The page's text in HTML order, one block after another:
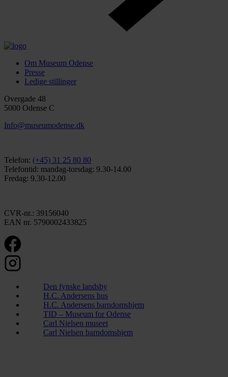
Om Museum Odense
Presse
Ledige stillinger
Overgade 48
5000 Odense C
Info@museumodense.dk
Telefon: (+45) 31 25 80 80
Telefontid: mandag-torsdag: 9.30-14.00
Fredag: 9.30-12.00
CVR-nr.: 39156040
EAN nr. 5790002433825
Den fynske landsby
H.C. Andersens hus
H.C. Andersens barndomshjem
TID – Museum for Odense
Carl Nielsen museet
Carl Nielsen barndomshjem